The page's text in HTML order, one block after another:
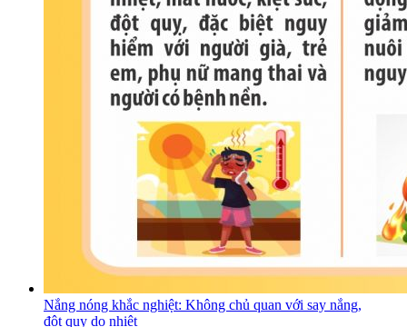
Nắng nóng khắc nghiệt: Không chủ quan với say nắng,
đột quỵ do nhiệt